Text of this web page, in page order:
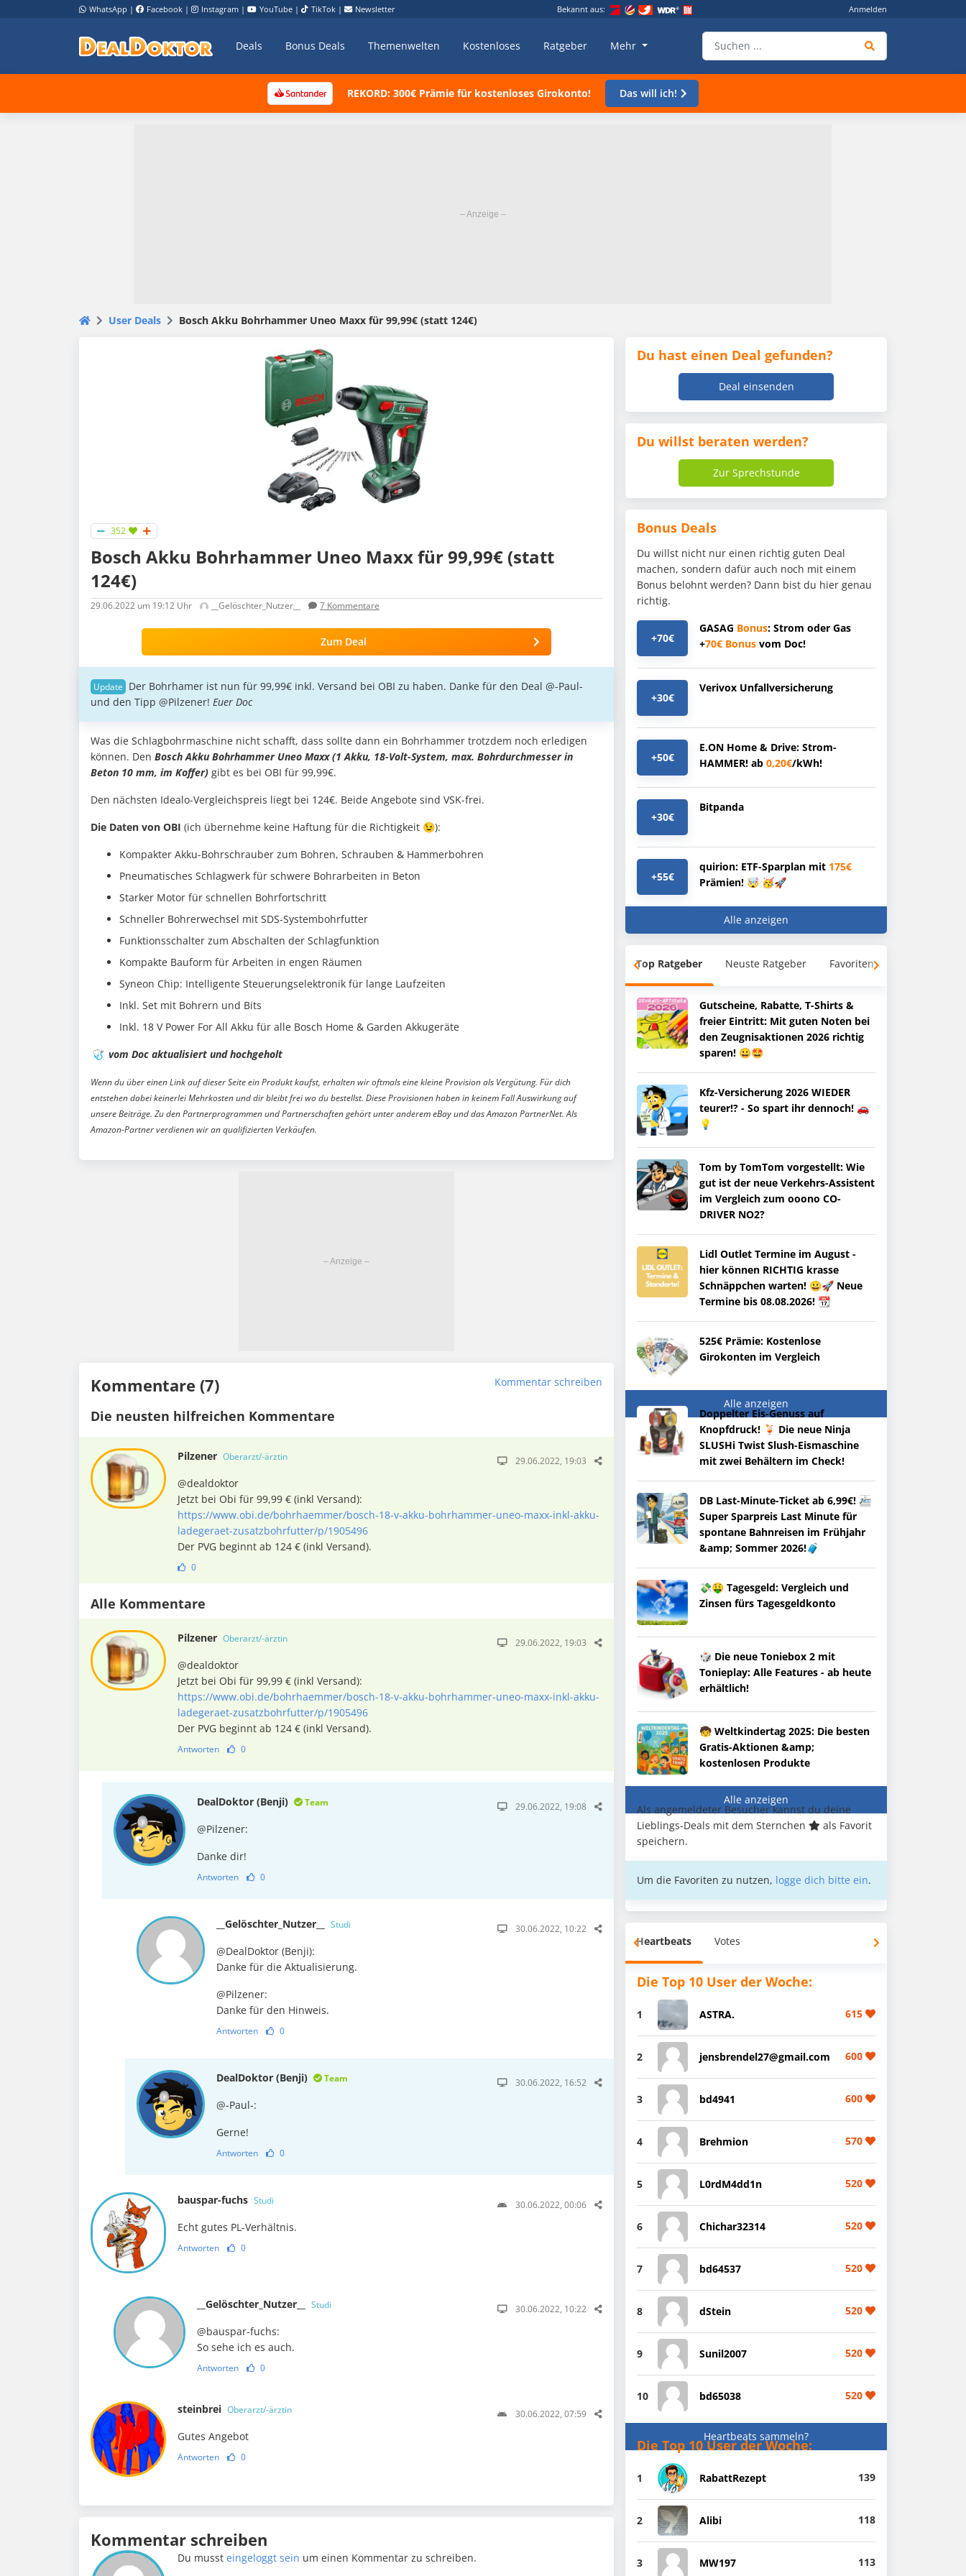
WhatsApp | Facebook | Instagram | YouTube | TikTok | Newsletter Bekannt aus: Anmelden
Deals Bonus Deals Themenwelten Kostenloses Ratgeber Mehr
REKORD: 300€ Prämie für kostenloses Girokonto! Das will ich!
User Deals Bosch Akku Bohrhammer Uneo Maxx für 99,99€ (statt 124€)
352
Bosch Akku Bohrhammer Uneo Maxx für 99,99€ (statt
124€)
29.06.2022 um 19:12 Uhr __Gelöschter_Nutzer__ 7 Kommentare
Zum Deal
Der Bohrhamer ist nun für 99,99€ inkl. Versand bei OBI zu haben. Danke für den Deal @-Paul-
und den Tipp @Pilzener! Euer Doc
Was die Schlagbohrmaschine nicht schafft, dass sollte dann ein Bohrhammer trotzdem noch erledigen
können. Den Bosch Akku Bohrhammer Uneo Maxx (1 Akku, 18-Volt-System, max. Bohrdurchmesser in
Beton 10 mm, im Koffer) gibt es bei OBI für 99,99€.
Den nächsten Idealo-Vergleichspreis liegt bei 124€. Beide Angebote sind VSK-frei.
Die Daten von OBI (ich übernehme keine Haftung für die Richtigkeit 😉):
Kompakter Akku-Bohrschrauber zum Bohren, Schrauben & Hammerbohren
Pneumatisches Schlagwerk für schwere Bohrarbeiten in Beton
Starker Motor für schnellen Bohrfortschritt
Schneller Bohrerwechsel mit SDS-Systembohrfutter
Funktionsschalter zum Abschalten der Schlagfunktion
Kompakte Bauform für Arbeiten in engen Räumen
Syneon Chip: Intelligente Steuerungselektronik für lange Laufzeiten
Inkl. Set mit Bohrern und Bits
Inkl. 18 V Power For All Akku für alle Bosch Home & Garden Akkugeräte
🩺 vom Doc aktualisiert und hochgeholt
Wenn du über einen Link auf dieser Seite ein Produkt kaufst, erhalten wir oftmals eine kleine Provision als Vergütung. Für dich
entstehen dabei keinerlei Mehrkosten und dir bleibt frei wo du bestellst. Diese Provisionen haben in keinem Fall Auswirkung auf
unsere Beiträge. Zu den Partnerprogrammen und Partnerschaften gehört unter anderem eBay und das Amazon PartnerNet. Als
Amazon-Partner verdienen wir an qualifizierten Verkäufen.
Kommentare (7) Kommentar schreiben
Die neusten hilfreichen Kommentare
Pilzener Oberarzt/-ärztin 29.06.2022, 19:03
@dealdoktor
Jetzt bei Obi für 99,99 € (inkl Versand):
https://www.obi.de/bohrhaemmer/bosch-18-v-akku-bohrhammer-uneo-maxx-inkl-akku-
ladegeraet-zusatzbohrfutter/p/1905496
Der PVG beginnt ab 124 € (inkl Versand).
0
Alle Kommentare
Pilzener Oberarzt/-ärztin 29.06.2022, 19:03
@dealdoktor
Jetzt bei Obi für 99,99 € (inkl Versand):
https://www.obi.de/bohrhaemmer/bosch-18-v-akku-bohrhammer-uneo-maxx-inkl-akku-
ladegeraet-zusatzbohrfutter/p/1905496
Der PVG beginnt ab 124 € (inkl Versand).
Antworten 0
DealDoktor (Benji) Team 29.06.2022, 19:08
@Pilzener:
Danke dir!
Antworten 0
__Gelöschter_Nutzer__ Studi 30.06.2022, 10:22
@DealDoktor (Benji):
Danke für die Aktualisierung.
@Pilzener:
Danke für den Hinweis.
Antworten 0
DealDoktor (Benji) Team 30.06.2022, 16:52
@-Paul-:
Gerne!
Antworten 0
bauspar-fuchs Studi 30.06.2022, 00:06
Echt gutes PL-Verhältnis.
Antworten 0
__Gelöschter_Nutzer__ Studi 30.06.2022, 10:22
@bauspar-fuchs:
So sehe ich es auch.
Antworten 0
steinbrei Oberarzt/-ärztin 30.06.2022, 07:59
Gutes Angebot
Antworten 0
Kommentar schreiben
Du mussteingeloggt sein um einen Kommentar zu schreiben.
Du hast einen Deal gefunden?
Deal einsenden
Du willst beraten werden?
Zur Sprechstunde
Bonus Deals
Du willst nicht nur einen richtig guten Deal
machen, sondern dafür auch noch mit einem
Bonus belohnt werden? Dann bist du hier genau
richtig.
+70€
GASAG Bonus: Strom oder Gas
+70€ Bonus vom Doc!
+30€
Verivox Unfallversicherung
+50€
E.ON Home & Drive: Strom-
HAMMER! ab 0,20€/kWh!
+30€
Bitpanda
+55€
quirion: ETF-Sparplan mit 175€
Prämien! 🤯 🥳🚀
Alle anzeigen
Top Ratgeber Neuste Ratgeber Favoriten
Gutscheine, Rabatte, T-Shirts &
freier Eintritt: Mit guten Noten bei
den Zeugnisaktionen 2026 richtig
sparen! 😀🤩
Kfz-Versicherung 2026 WIEDER
teurer!? - So spart ihr dennoch! 🚗
💡
Tom by TomTom vorgestellt: Wie
gut ist der neue Verkehrs-Assistent
im Vergleich zum ooono CO-
DRIVER NO2?
Lidl Outlet Termine im August -
hier können RICHTIG krasse
Schnäppchen warten! 😀🚀 Neue
Termine bis 08.08.2026! 📆
525€ Prämie: Kostenlose
Girokonten im Vergleich
Alle anzeigen
Doppelter Eis-Genuss auf
Knopfdruck! 🍹 Die neue Ninja
SLUSHi Twist Slush-Eismaschine
mit zwei Behältern im Check!
DB Last-Minute-Ticket ab 6,99€! 🚈
Super Sparpreis Last Minute für
spontane Bahnreisen im Frühjahr
&amp; Sommer 2026!🧳
💸🤑 Tagesgeld: Vergleich und
Zinsen fürs Tagesgeldkonto
🎲 Die neue Toniebox 2 mit
Tonieplay: Alle Features - ab heute
erhältlich!
🧒 Weltkindertag 2025: Die besten
Gratis-Aktionen &amp;
kostenlosen Produkte
Alle anzeigen
Als angemeldeter Besucher kannst du deine
Lieblings-Deals mit dem Sternchen
als Favorit
speichern.
Um die Favoriten zu nutzen, logge dich bitte ein.
Heartbeats Votes
Die Top 10 User der Woche:
1 ASTRA. 615
2 jensbrendel27@gmail.com 600
3 bd4941 600
4 Brehmion 570
5 L0rdM4dd1n 520
6 Chichar32314 520
7 bd64537 520
8 dStein 520
9 Sunil2007 520
10 bd65038 520
Heartbeats sammeln?
Die Top 10 User der Woche:
1 RabattRezept 139
2 Alibi 118
3 MW197 113